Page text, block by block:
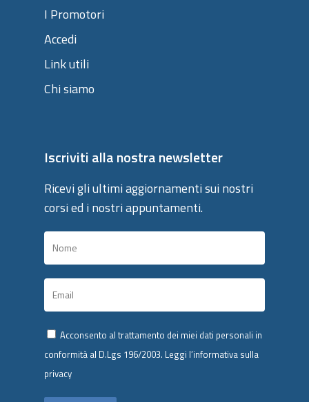
I Promotori
Accedi
Link utili
Chi siamo
Iscriviti alla nostra newsletter
Ricevi gli ultimi aggiornamenti sui nostri
corsi ed i nostri appuntamenti.
Acconsento al trattamento dei miei dati personali in
conformità al D.Lgs 196/2003. Leggi l’informativa sulla
privacy